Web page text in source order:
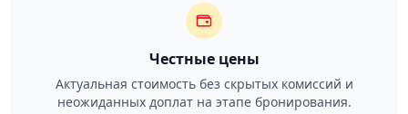
Честные цены
Актуальная стоимость без скрытых комиссий и
неожиданных доплат на этапе бронирования.